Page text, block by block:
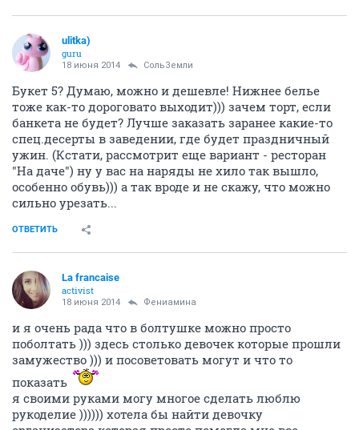
ulitka)
guru
18 июня 2014 СольЗемли
Букет 5? Думаю, можно и дешевле! Нижнее белье
тоже как-то дороговато выходит))) зачем торт, если
банкета не будет? Лучше заказать заранее какие-то
спец.десерты в заведении, где будет праздничный
ужин. (Кстати, рассмотрит еще вариант - ресторан
"На даче") ну у вас на наряды не хило так вышло,
особенно обувь))) а так вроде и не скажу, что можно
сильно урезать...
ОТВЕТИТЬ
La francaise
activist
18 июня 2014 Фениамина
и я очень рада что в болтушке можно просто
поболтать ))) здесь столько девочек которые прошли
замужество ))) и посоветовать могут и что то
показать
я своими руками могу многое сделать люблю
рукоделие )))))) хотела бы найти девочку